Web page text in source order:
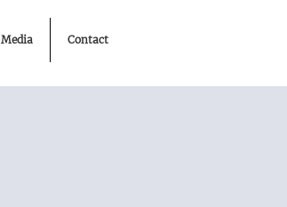
Media Contact